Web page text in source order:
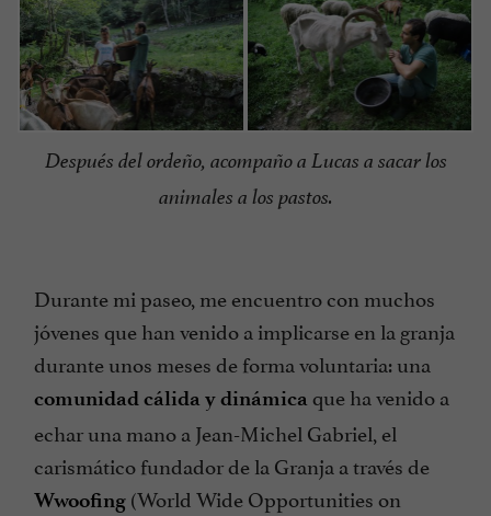
Después del ordeño, acompaño a Lucas a sacar los
animales a los pastos.
Durante mi paseo, me encuentro con muchos
jóvenes que han venido a implicarse en la granja
durante unos meses de forma voluntaria: una
comunidad cálida y dinámica que ha venido a
echar una mano a Jean-Michel Gabriel, el
carismático fundador de la Granja a través de
Wwoofing (World Wide Opportunities on